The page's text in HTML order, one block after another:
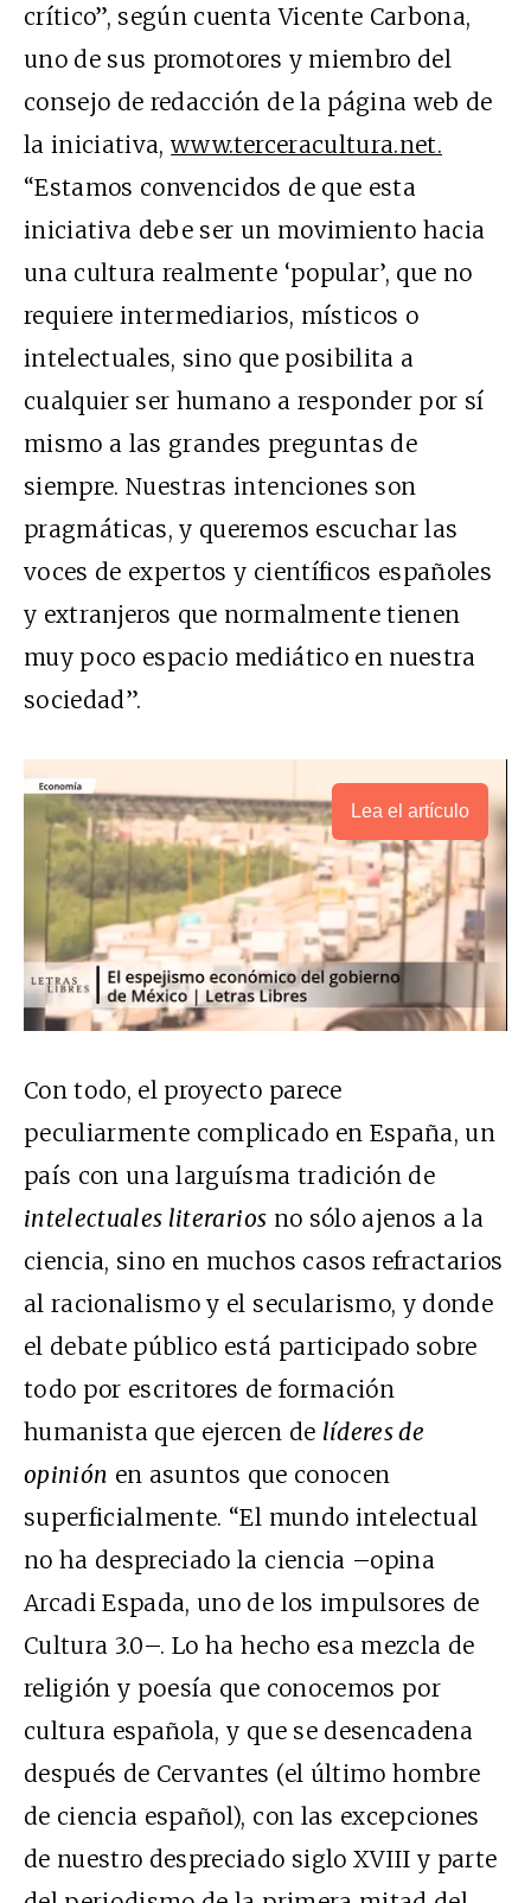
crítico”, según cuenta Vicente Carbona,
uno de sus promotores y miembro del
consejo de redacción de la página web de
la iniciativa,www.terceracultura.net.
“Estamos convencidos de que esta
iniciativa debe ser un movimiento hacia
una cultura realmente ‘popular’, que no
requiere intermediarios, místicos o
intelectuales, sino que posibilita a
cualquier ser humano a responder por sí
mismo a las grandes preguntas de
siempre. Nuestras intenciones son
pragmáticas, y queremos escuchar las
voces de expertos y científicos españoles
y extranjeros que normalmente tienen
muy poco espacio mediático en nuestra
sociedad”.
Lea el artículo
Con todo, el proyecto parece
peculiarmente complicado en España, un
país con una larguísma tradición de
intelectuales literarios no sólo ajenos a la
ciencia, sino en muchos casos refractarios
al racionalismo y el secularismo, y donde
el debate público está participado sobre
todo por escritores de formación
humanista que ejercen de líderes de
opinión en asuntos que conocen
superficialmente. “El mundo intelectual
no ha despreciado la ciencia –opina
Arcadi Espada, uno de los impulsores de
Cultura 3.0–. Lo ha hecho esa mezcla de
religión y poesía que conocemos por
cultura española, y que se desencadena
después de Cervantes (el último hombre
de ciencia español), con las excepciones
de nuestro despreciado siglo XVIII y parte